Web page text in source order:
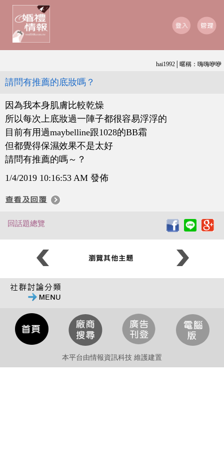
hai1992│暱稱：嗨嗨咿咿
請問有推薦的底妝嗎？
因為我本身肌膚比較乾燥
所以每次上底妝過一陣子都很容易浮浮的
目前有用過maybelline跟1028的BB霜
但都覺得保濕效果不是太好
請問有推薦的嗎～？
1/4/2019 10:16:53 AM 發佈
回話題總覽
本平台由情報資訊科技 維護建置